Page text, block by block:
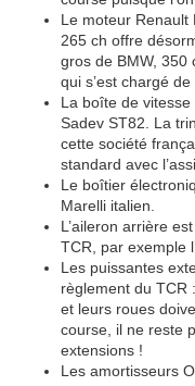
Le moteur Renault
265 ch offre
gros de BMW, 350
qui s’est chargé
La boîte de
Sadev ST82. La
cette société
standard avec
Le boîtier
Marelli italien.
L’aileron arrière
TCR, par exemple
Les puissantes
règlement du TCR
et leurs roues
course, il ne reste
extensions !
Les amortisseurs